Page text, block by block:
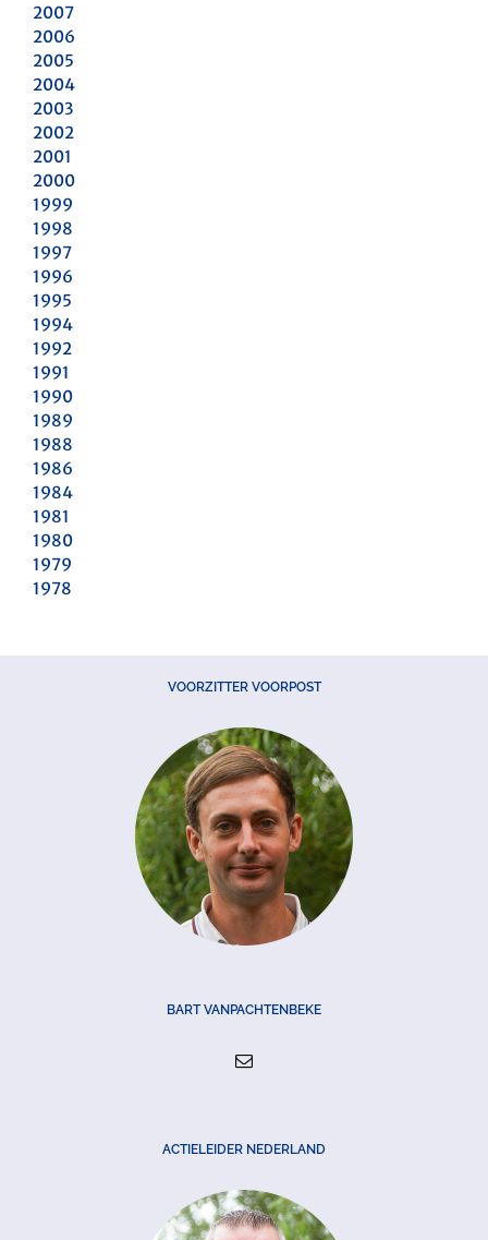
2007
2006
2005
2004
2003
2002
2001
2000
1999
1998
1997
1996
1995
1994
1992
1991
1990
1989
1988
1986
1984
1981
1980
1979
1978
VOORZITTER VOORPOST
BART VANPACHTENBEKE
ACTIELEIDER NEDERLAND